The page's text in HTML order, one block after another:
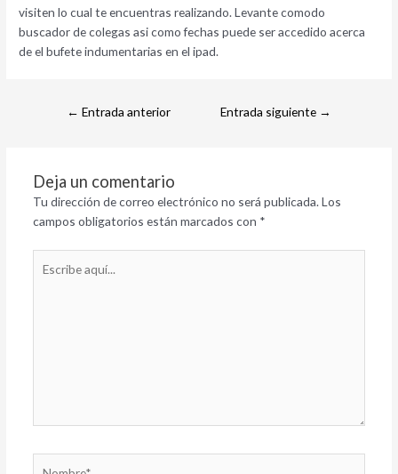
visiten lo cual te encuentras realizando. Levante comodo
buscador de colegas asi­ como fechas puede ser accedido acerca
de el bufete indumentarias en el ipad.
← Entrada anterior Entrada siguiente →
Deja un comentario
Tu dirección de correo electrónico no será publicada.Los
campos obligatorios están marcados con *
aquí...